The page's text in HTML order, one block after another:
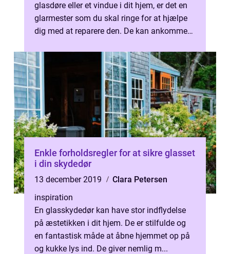
glasdøre eller et vindue i dit hjem, er det en
glarmester som du skal ringe for at hjælpe
dig med at reparere den. De kan ankomme
Enkle forholdsregler for at sikre glasset
i din skydedør
13 december 2019
Clara Petersen
inspiration
En glasskydedør kan have stor indflydelse
på æstetikken i dit hjem. De er stilfulde og
en fantastisk måde at åbne hjemmet op på
og kukke lys ind. De giver nemlig m...